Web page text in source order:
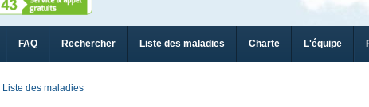
FAQ Rechercher Liste des maladies Charte L'équipe
Liste des maladies